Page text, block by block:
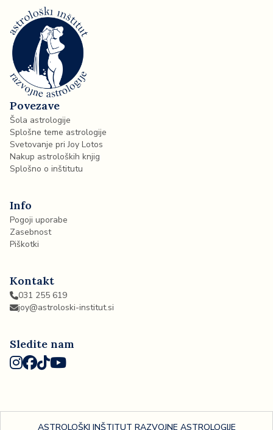
Povezave
Šola astrologije
Splošne teme astrologije
Svetovanje pri Joy Lotos
Nakup astroloških knjig
Splošno o inštitutu
Info
Pogoji uporabe
Zasebnost
Piškotki
Kontakt
031 255 619
joy@astroloski-institut.si
Sledite nam
ASTROLOŠKI INŠTITUT RAZVOJNE ASTROLOGIJE